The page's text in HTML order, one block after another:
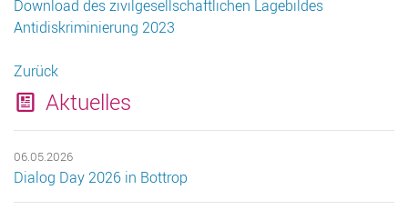
Download des zivilgesellschaftlichen Lagebildes
Antidiskriminierung 2023
Zurück
Aktuelles
06.05.2026
Dialog Day 2026 in Bottrop